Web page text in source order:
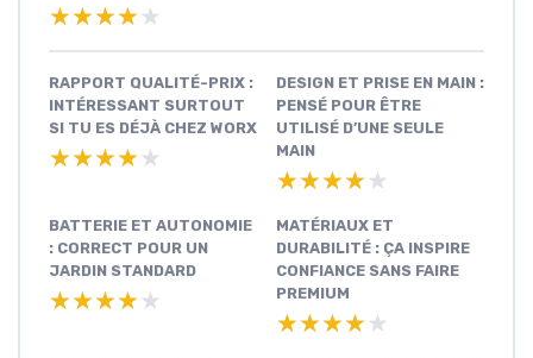
★★★★★
★★★★★
RAPPORT QUALITÉ-PRIX :
INTÉRESSANT SURTOUT
SI TU ES DÉJÀ CHEZ WORX
★★★★★
★★★★★
DESIGN ET PRISE EN MAIN :
PENSÉ POUR ÊTRE
UTILISÉ D’UNE SEULE
MAIN
★★★★★
★★★★★
BATTERIE ET AUTONOMIE
: CORRECT POUR UN
JARDIN STANDARD
★★★★★
★★★★★
MATÉRIAUX ET
DURABILITÉ : ÇA INSPIRE
CONFIANCE SANS FAIRE
PREMIUM
★★★★★
★★★★★